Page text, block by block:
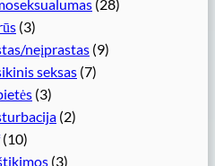
(28)
(3)
neįprastas (9)
seksas (7)
(3)
(2)
(10)
(3)